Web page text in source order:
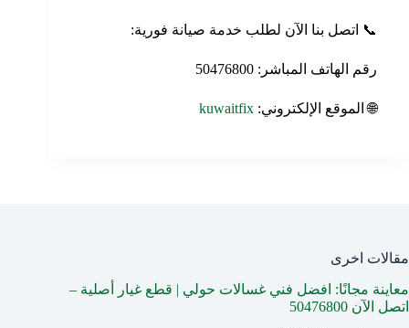
📞 اتصل بنا الآن لطلب خدمة صيانة فورية:
رقم الهاتف المباشر: 50476800
🌐 الموقع الإلكتروني: kuwaitfix
مقالات اخرى
معاينة مجانًا: افضل فني غسالات حولي | قطع غيار أصلية –
اتصل الآن 50476800